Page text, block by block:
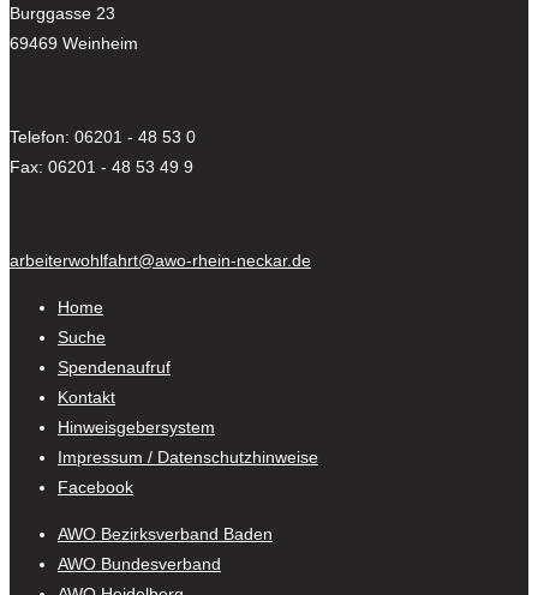
Burggasse 23
69469 Weinheim
Telefon: 06201 - 48 53 0
Fax: 06201 - 48 53 49 9
arbeiterwohlfahrt@awo-rhein-neckar.de
Home
Suche
Spendenaufruf
Kontakt
Hinweisgebersystem
Impressum / Datenschutzhinweise
Facebook
AWO Bezirksverband Baden
AWO Bundesverband